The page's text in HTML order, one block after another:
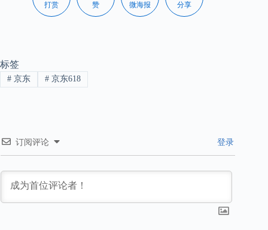
打赏 赞 微海报 分享
标签
#京东 #京东618
订阅评论 登录